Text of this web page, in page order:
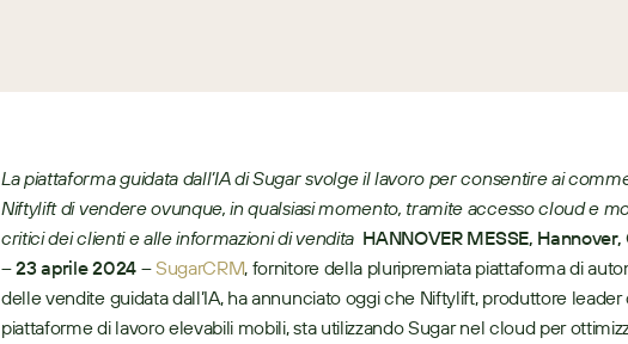
La piattaforma guidata dall’IA di Sugar svolge il lavoro per consentire ai
Niftylift di vendere ovunque, in qualsiasi momento, tramite accesso cloud e
critici dei clienti e alle informazioni di vendita HANNOVER MESSE,
– 23 aprile 2024 –SugarCRM, fornitore della pluripremiata piattaforma di
delle vendite guidata dall’IA, ha annunciato oggi che Niftylift, produttore leader
piattaforme di lavoro elevabili mobili, sta utilizzando Sugar nel cloud per